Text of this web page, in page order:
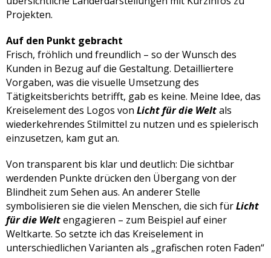
Projekten.
Auf den Punkt gebracht
Frisch, fröhlich und freundlich – so der Wunsch des
Kunden in Bezug auf die Gestaltung. Detailliertere
Vorgaben, was die visuelle Umsetzung des
Tätigkeitsberichts betrifft, gab es keine. Meine Idee, das
Kreiselement des Logos von Licht für die Weltals
wiederkehrendes Stilmittel zu nutzen und es spielerisch
einzusetzen, kam gut an.
Von transparent bis klar und deutlich: Die sichtbar
werdenden Punkte drücken den Übergang von der
Blindheit zum Sehen aus. An anderer Stelle
symbolisieren sie die vielen Menschen, die sich fürLicht
für die Weltengagieren – zum Beispiel auf einer
Weltkarte. So setzte ich das Kreiselement in
unterschiedlichen Varianten als „grafischen roten Faden“